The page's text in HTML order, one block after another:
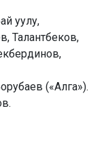
уулу,
Талантбеков,
(«Алга»).